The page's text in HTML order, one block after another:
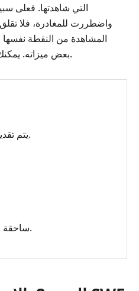
التي شاهدتها. فعلى
واضطررت للمغادرة، فلا
المشاهدة من النقطة
بعض ميزاته. يمكنك تجربته مجانًا لاكتشاف المزيد.
يتم تقديم الكثير من الميزات.
ساحقة للاستخدام في البداية.